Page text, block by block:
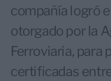
compañía logró
otorgado por la
Ferroviaria, para
certificadas